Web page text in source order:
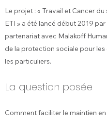
Le projet : « Travail et Cancer du
ETI » a été lancé début 2019
partenariat avec Malakoff
de la protection sociale pour
les particuliers.
La question posée
Comment faciliter le maintien